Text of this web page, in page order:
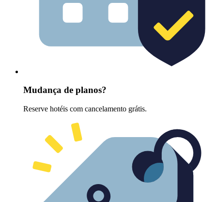
Mudança de planos?
Reserve hotéis com cancelamento grátis.